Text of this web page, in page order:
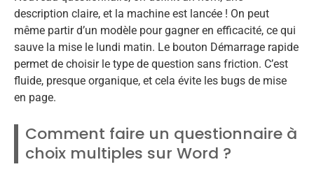
description claire, et la machine est lancée ! On peut
même partir d’un modèle pour gagner en efficacité, ce qui
sauve la mise le lundi matin. Le bouton Démarrage rapide
permet de choisir le type de question sans friction. C’est
fluide, presque organique, et cela évite les bugs de mise
en page.
Comment faire un questionnaire à
choix multiples sur Word ?